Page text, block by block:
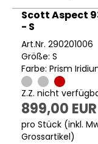
Scott Aspect
- S
Art.Nr. 290201006
Größe: S
Farbe: Prism
Z.Z. nicht
899,00 EUR
pro Stück (inkl.
Grossartikel)